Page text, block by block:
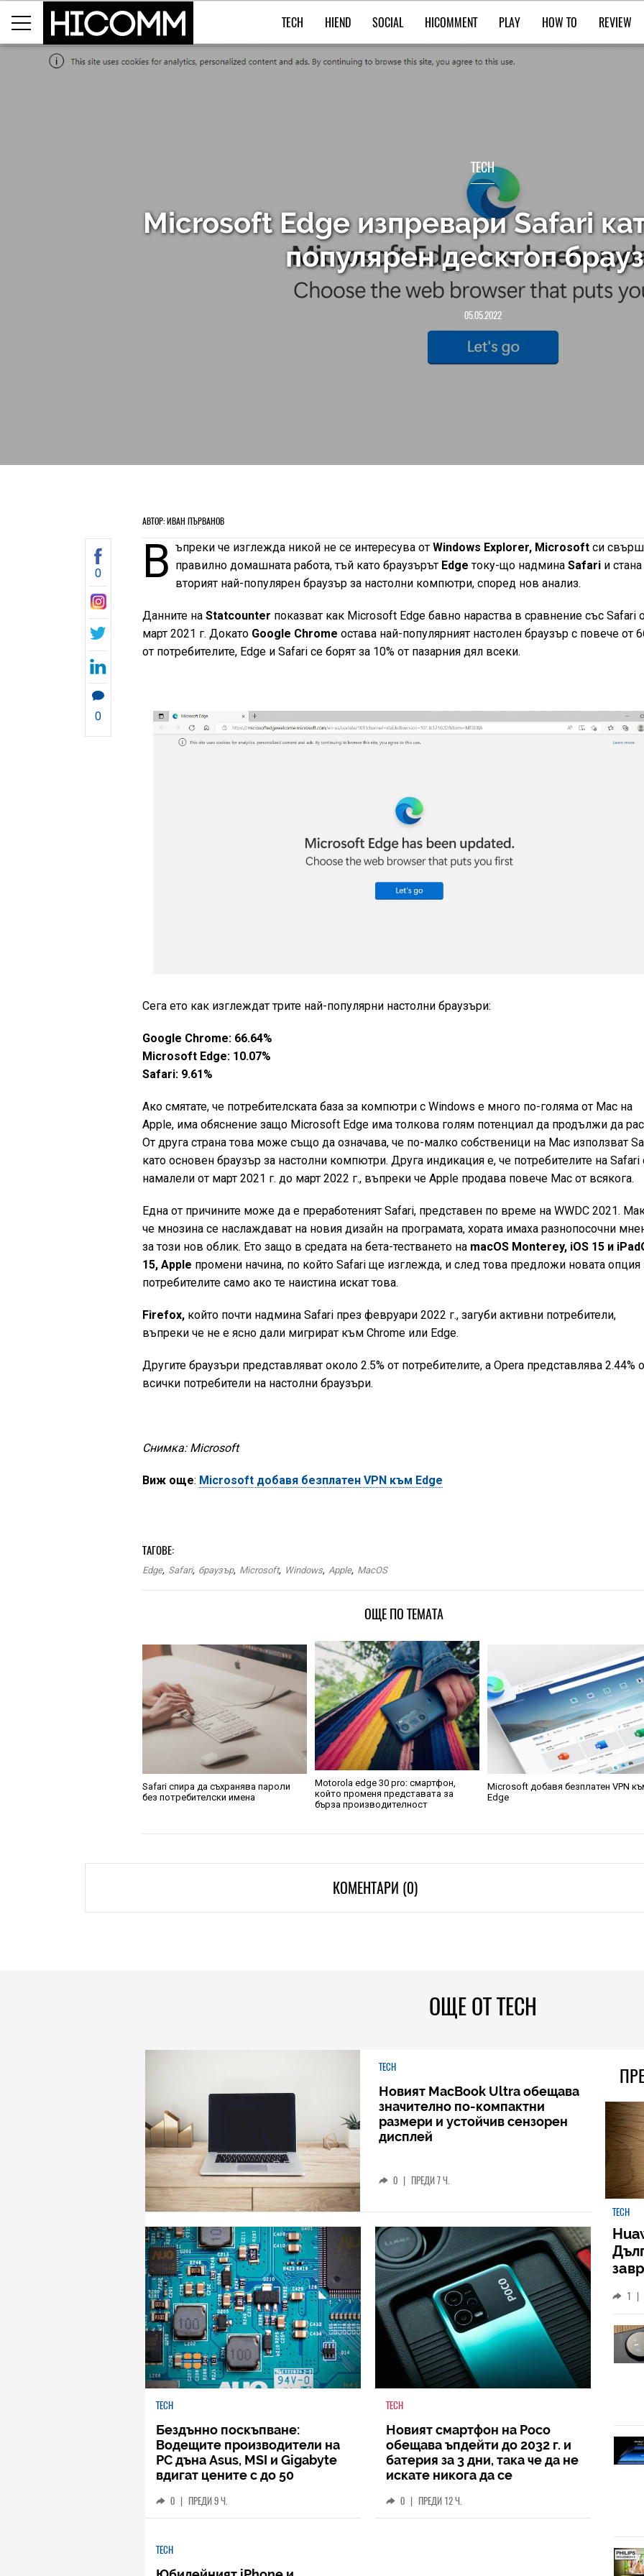
TECH HIEND SOCIAL HICOMMENT PLAY HOW TO REVIEW
TECH
Microsoft Edge изпревари Safari
популярен десктоп
05.05.2022
АВТОР: ИВАН ПЪРВАНОВ
0
0
В ъпреки че изглежда никой не се интересува от Windows Explorer, Microsoftси
правилно домашната работа, тъй като браузърът Edge току-що надмина Safariи стана
вторият най-популярен браузър за настолни компютри, според нов анализ.
Данните наStatcounter показват как Microsoft Edge бавно нараства в сравнение със Safari
март 2021 г. Докато Google Chrome остава най-популярният настолен браузър с повече от
от потребителите, Edge и Safari се борят за 10% от пазарния дял всеки.
Сега ето как изглеждат трите най-популярни настолни браузъри:
Google Chrome: 66.64%
Microsoft Edge: 10.07%
Safari: 9.61%
Ако смятате, че потребителската база за компютри с Windows е много по-голяма от Mac на
Apple, има обяснение защо Microsoft Edge има толкова голям потенциал да продължи да
От друга страна това може също да означава, че по-малко собственици на Mac използват
като основен браузър за настолни компютри. Друга индикация е, че потребителите на Safari
намалели от март 2021 г. до март 2022 г., въпреки че Apple продава повече Mac от всякога.
Една от причините може да е преработеният Safari, представен по време на WWDC 2021.
че мнозина се наслаждават на новия дизайн на програмата, хората имаха разнопосочни
за този нов облик. Ето защо в средата на бета-тестването на macOS Monterey, iOS 15 и
15, Apple промени начина, по който Safari ще изглежда, и след това предложи новата опция
потребителите само ако те наистина искат това.
Firefox, който почти надмина Safari през февруари 2022 г., загуби активни потребители,
въпреки че не е ясно дали мигрират към Chrome или Edge.
Другите браузъри представляват около 2.5% от потребителите, а Opera представлява 2.44%
всички потребители на настолни браузъри.
Снимка: Microsoft
Виж още: Microsoft добавя безплатен VPN към Edge
ТАГОВЕ:
Edge, Safari, браузър, Microsoft, Windows, Apple, MacOS
ОЩЕ ПО ТЕМАТА
Safari спира да съхранява пароли
без потребителски имена
Motorola edge 30 pro: смартфон,
който променя представата за
бърза производителност
Microsoft добавя безплатен VPN
Edge
КОМЕНТАРИ (0)
ОЩЕ ОТ TECH
TECH
Новият MacBook Ultra обещава
значително по-компактни
размери и устойчив сензорен
дисплей
0 | ПРЕДИ 7 Ч.
TECH
Бездънно поскъпване:
Водещите производители на
РС дъна Asus, MSI и Gigabyte
вдигат цените с до 50
0 | ПРЕДИ 9 Ч.
TECH
Новият смартфон на Poco
обещава ъпдейти до 2032 г. и
батерия за 3 дни, така че да не
искате никога да се
0 | ПРЕДИ 12 Ч.
TECH
TECH
1 |